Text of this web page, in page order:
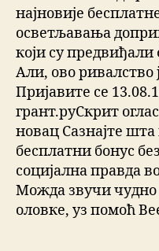
најновије
осветљавања
који су
Али, ово
Пријавите се
грант.руСкрит
новац Сазнајте
бесплатни бонус
социјална правда
Можда звучи чудно
оловке, уз помоћ